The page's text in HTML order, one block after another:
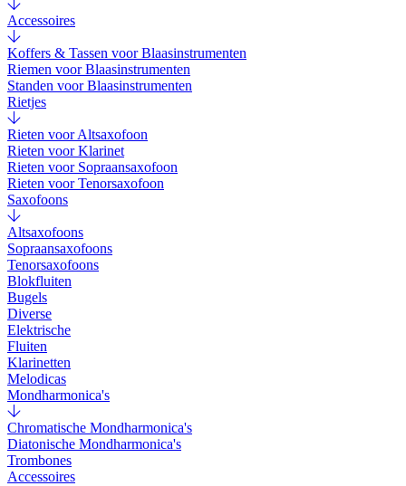
Accessoires
Koffers & Tassen voor Blaasinstrumenten
Riemen voor Blaasinstrumenten
Standen voor Blaasinstrumenten
Rietjes
Rieten voor Altsaxofoon
Rieten voor Klarinet
Rieten voor Sopraansaxofoon
Rieten voor Tenorsaxofoon
Saxofoons
Altsaxofoons
Sopraansaxofoons
Tenorsaxofoons
Blokfluiten
Bugels
Diverse
Elektrische
Fluiten
Klarinetten
Melodicas
Mondharmonica's
Chromatische Mondharmonica's
Diatonische Mondharmonica's
Trombones
Accessoires